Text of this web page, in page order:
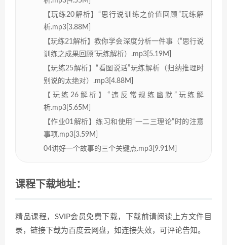
【玩练20解析】“思行说训练之价值回顾”玩练解
析.mp3[3.88M]
【玩练21解析】教你学会深度分析一件事（“思行说
训练之成果回顾”玩练解析）.mp3[5.19M]
【玩练25解析】“看图说话”玩练解析（归纳推理时
别说的太绝对）.mp3[4.88M]
【玩练26解析】“违反常规练幽默”玩练解
析.mp3[5.65M]
【作业01解析】练习和使用“一二三理论”时的注意
事项.mp3[3.59M]
04讲好一个故事的三个关键点.mp3[9.91M]
课程下载地址：
精品课程，SVIP会员免费下载，下载前请阅读上方文件目
录，链接下载为百度云网盘，如连接失效，可评论告知。